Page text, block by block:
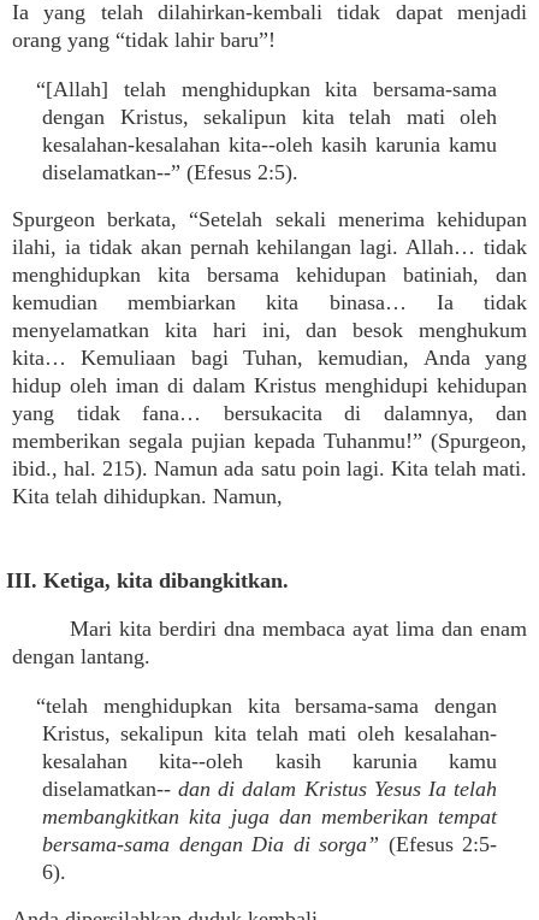
Ia yang telah dilahirkan-kembali tidak dapat menjadi
orang yang “tidak lahir baru”!
“[Allah] telah menghidupkan kita bersama-sama
dengan Kristus, sekalipun kita telah mati oleh
kesalahan-kesalahan kita--oleh kasih karunia kamu
diselamatkan--” (Efesus 2:5).
Spurgeon berkata, “Setelah sekali menerima kehidupan
ilahi, ia tidak akan pernah kehilangan lagi. Allah… tidak
menghidupkan kita bersama kehidupan batiniah, dan
kemudian membiarkan kita binasa… Ia tidak
menyelamatkan kita hari ini, dan besok menghukum
kita… Kemuliaan bagi Tuhan, kemudian, Anda yang
hidup oleh iman di dalam Kristus menghidupi kehidupan
yang tidak fana… bersukacita di dalamnya, dan
memberikan segala pujian kepada Tuhanmu!” (Spurgeon,
ibid., hal. 215). Namun ada satu poin lagi. Kita telah mati.
Kita telah dihidupkan. Namun,
III. Ketiga, kita dibangkitkan.
Mari kita berdiri dna membaca ayat lima dan enam
dengan lantang.
“telah menghidupkan kita bersama-sama dengan
Kristus, sekalipun kita telah mati oleh kesalahan-
kesalahan kita--oleh kasih karunia kamu
diselamatkan--dan di dalam Kristus Yesus Ia telah
membangkitkan kita juga dan memberikan tempat
bersama-sama dengan Dia di sorga” (Efesus 2:5-
6).